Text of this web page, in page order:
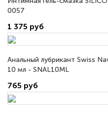
0057
1 375 руб
Анальный лубрикант Swiss
10 мл - SNAL10ML
765 руб